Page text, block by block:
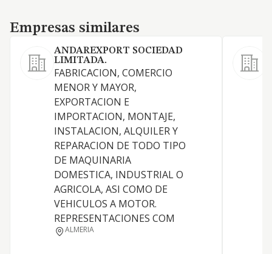
Empresas similares
Empresas similares
ANDAREXPORT SOCIEDAD
LIMITADA.
FABRICACION, COMERCIO
MENOR Y MAYOR,
EXPORTACION E
IMPORTACION, MONTAJE,
INSTALACION, ALQUILER Y
REPARACION DE TODO TIPO
DE MAQUINARIA
DOMESTICA, INDUSTRIAL O
AGRICOLA, ASI COMO DE
VEHICULOS A MOTOR.
REPRESENTACIONES COM
ALMERIA